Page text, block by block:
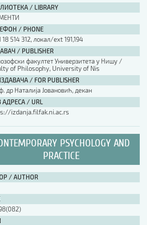
/ LIBRARY
/ PHONE
18 514 312, локал/ext 191,194
/ PUBLISHER
факултет Универзитета у Нишу /
of Philosophy, University of Nis
/ FOR PUBLISHER
др Наталија Јовановић, декан
АДРЕСА / URL
izdanja.filfak.ni.ac.rs
PSYCHOLOGY AND
PRACTICE
/ AUTHOR